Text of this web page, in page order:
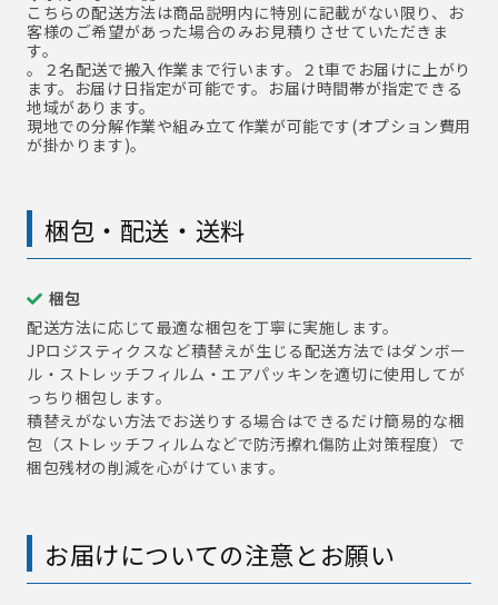
こちらの配送方法は商品説明内に特別に記載がない限り、お
客様のご希望があった場合のみお見積りさせていただきま
す。
。２名配送で搬入作業まで行います。２t車でお届けに上がり
ます。お届け日指定が可能です。お届け時間帯が指定できる
地域があります。
現地での分解作業や組み立て作業が可能です(オプション費用
が掛かります)。
梱包・配送・送料
梱包
配送方法に応じて最適な梱包を丁寧に実施します。
JPロジスティクスなど積替えが生じる配送方法ではダンボー
ル・ストレッチフィルム・エアパッキンを適切に使用してが
っちり梱包します。
積替えがない方法でお送りする場合はできるだけ簡易的な梱
包（ストレッチフィルムなどで防汚擦れ傷防止対策程度）で
梱包残材の削減を心がけています。
お届けについての注意とお願い